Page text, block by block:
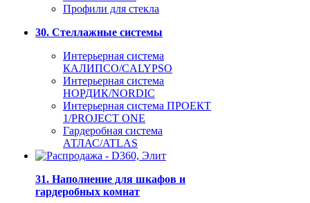
Профили для стекла
30. Стеллажные системы
Интерьерная система
КАЛИПСО/CALYPSO
Интерьерная система
НОРДИК/NORDIC
Интерьерная система ПРОЕКТ
1/PROJECT ONE
Гардеробная система
АТЛАС/ATLAS
31. Наполнение для шкафов и
гардеробных комнат